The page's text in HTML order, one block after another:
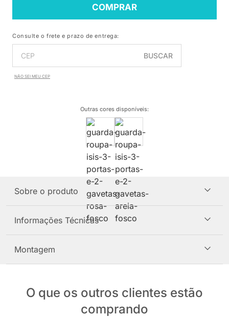
COMPRAR
Consulte o frete e prazo de entrega:
BUSCAR
NÃO SEI MEU CEP
Outras cores disponíveis:
Sobre o produto
Informações Técnicas
Montagem
O que os outros clientes estão
comprando